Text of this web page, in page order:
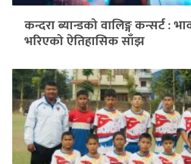
कन्दरा ब्यान्डको वालिङ्ग कन्सर्ट :
भरिएको ऐतिहासिक साँझ